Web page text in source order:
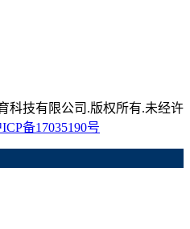
科技有限公司.版权所有.未经许
备17035190号